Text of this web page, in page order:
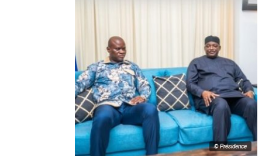
© Présidence